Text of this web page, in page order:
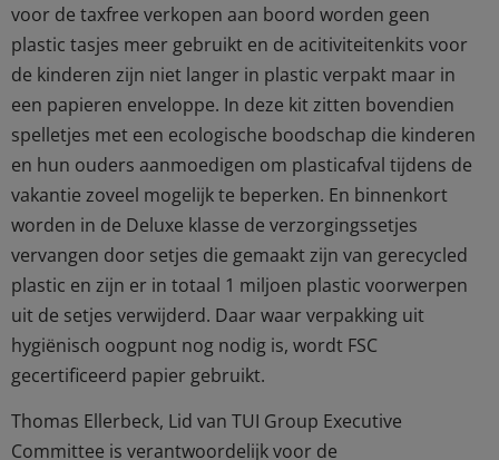
voor de taxfree verkopen aan boord worden geen
plastic tasjes meer gebruikt en de acitiviteitenkits voor
de kinderen zijn niet langer in plastic verpakt maar in
een papieren enveloppe. In deze kit zitten bovendien
spelletjes met een ecologische boodschap die kinderen
en hun ouders aanmoedigen om plasticafval tijdens de
vakantie zoveel mogelijk te beperken. En binnenkort
worden in de Deluxe klasse de verzorgingssetjes
vervangen door setjes die gemaakt zijn van gerecycled
plastic en zijn er in totaal 1 miljoen plastic voorwerpen
uit de setjes verwijderd. Daar waar verpakking uit
hygiënisch oogpunt nog nodig is, wordt FSC
gecertificeerd papier gebruikt.
Thomas Ellerbeck, Lid van TUI Group Executive
Committee is verantwoordelijk voor de